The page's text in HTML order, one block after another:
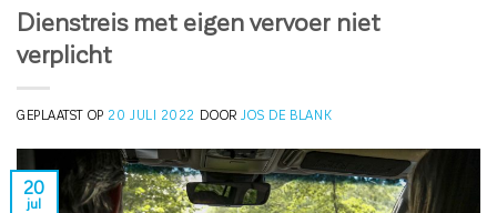
Dienstreis met eigen vervoer niet
verplicht
GEPLAATST OP 20 JULI 2022 DOOR JOS DE BLANK
20
jul